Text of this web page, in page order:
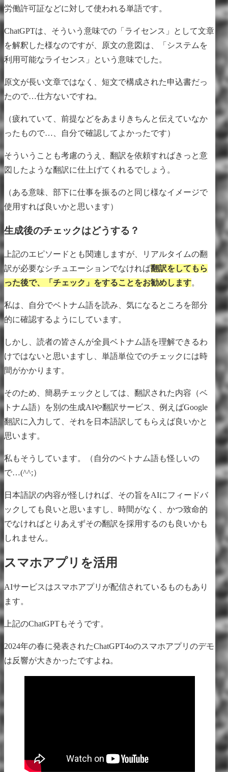
労働許可証などに対して使われる単語です。
ChatGPTは、そういう意味での「ライセンス」として文章
を解釈した様なのですが、原文の意図は、「システムを
利用可能なライセンス」という意味でした。
原文が長い文章ではなく、短文で構成された申込書だっ
たので…仕方ないですね。
（疲れていて、前提などをあまりきちんと伝えていなか
ったもので…、自分で確認してよかったです）
そういうことも考慮のうえ、翻訳を依頼すればきっと意
図したような翻訳に仕上げてくれるでしょう。
（ある意味、部下に仕事を振るのと同じ様なイメージで
使用すれば良いかと思います）
生成後のチェックはどうする？
上記のエピソードとも関連しますが、リアルタイムの翻
訳が必要なシチュエーションでなければ翻訳をしてもら
った後で、「チェック」をすることをお勧めします。
私は、自分でベトナム語を読み、気になるところを部分
的に確認するようにしています。
しかし、読者の皆さんが全員ベトナム語を理解できるわ
けではないと思いますし、単語単位でのチェックには時
間がかかります。
そのため、簡易チェックとしては、翻訳された内容（ベ
トナム語）を別の生成AIや翻訳サービス、例えばGoogle
翻訳に入力して、それを日本語訳してもらえば良いかと
思います。
私もそうしています。（自分のベトナム語も怪しいの
で…(^^;）
日本語訳の内容が怪しければ、その旨をAIにフィードバ
ックしても良いと思いますし、時間がなく、かつ致命的
でなければとりあえずその翻訳を採用するのも良いかも
しれません。
スマホアプリを活用
AIサービスはスマホアプリが配信されているものもあり
ます。
上記のChatGPTもそうです。
2024年の春に発表されたChatGPT4oのスマホアプリのデモ
は反響が大きかったですよね。